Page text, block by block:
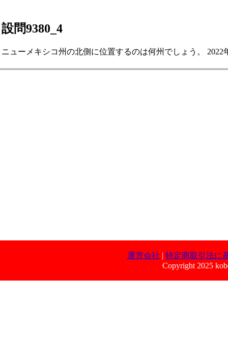
設問9380_4
ニューメキシコ州の北側に位置するのは何州でしょう。 2022
運営会社 | 特定商取引法に
Copyright 2025